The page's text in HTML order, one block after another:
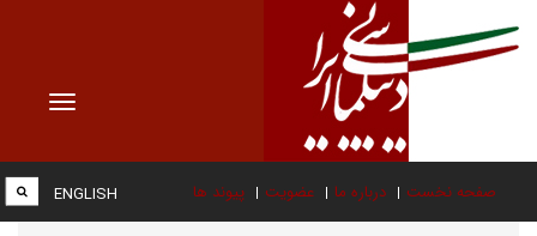
Toggle
صفحه نخست درباره ما عضویت پیوند ها ENGLISH